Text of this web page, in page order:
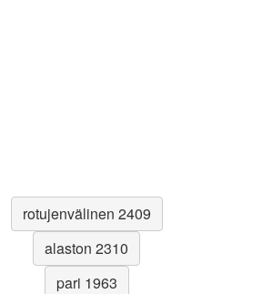
rotujenvälinen 2409
alaston 2310
pari 1963